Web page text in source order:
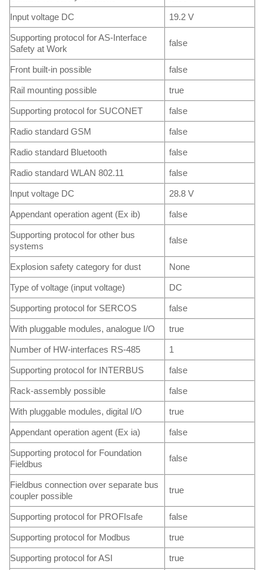
Input voltage DC 19.2 V
Supporting protocol for AS-Interface
Safety at Work
false
Front built-in possible false
Rail mounting possible true
Supporting protocol for SUCONET false
Radio standard GSM false
Radio standard Bluetooth false
Radio standard WLAN 802.11 false
Input voltage DC 28.8 V
Appendant operation agent (Ex ib) false
Supporting protocol for other bus
systems
false
Explosion safety category for dust None
Type of voltage (input voltage) DC
Supporting protocol for SERCOS false
With pluggable modules, analogue I/O true
Number of HW-interfaces RS-485 1
Supporting protocol for INTERBUS false
Rack-assembly possible false
With pluggable modules, digital I/O true
Appendant operation agent (Ex ia) false
Supporting protocol for Foundation
Fieldbus
false
Fieldbus connection over separate bus
coupler possible
true
Supporting protocol for PROFIsafe false
Supporting protocol for Modbus true
Supporting protocol for ASI true